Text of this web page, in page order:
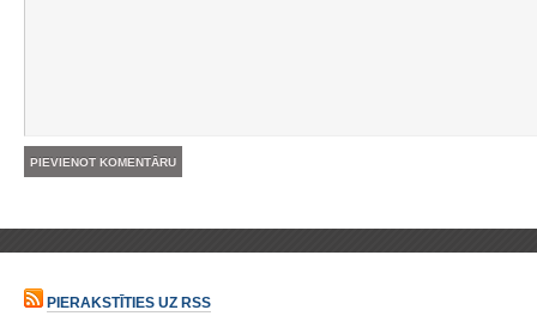
PIERAKSTĪTIES UZ RSS